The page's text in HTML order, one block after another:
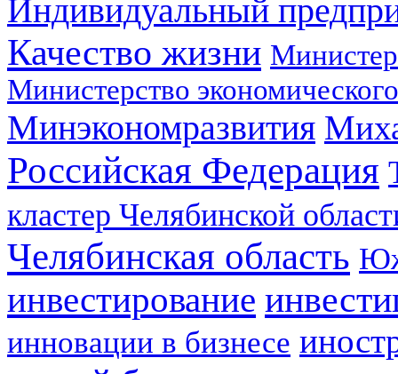
Индивидуальный
Качество жизни
Министерство
Минэкономразвития
Российская Федерация
кластер Челябинской
Челябинская область
инвестирование
инновации в бизнесе